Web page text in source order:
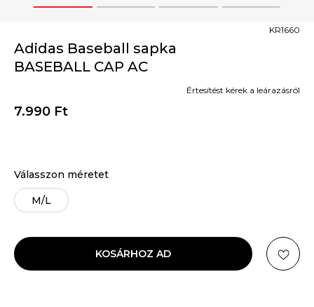
1 2 3 4
Adidas Baseball sapka
BASEBALL CAP AC
KR1660
7.990 Ft
Értesítést kérek a leárazásról
Válasszon méretet
M/L
KOSÁRHOZ AD